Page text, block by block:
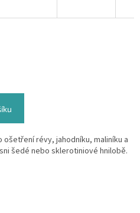
révy, jahodníku, maliníku a
šedé nebo sklerotiniové hnilobě.